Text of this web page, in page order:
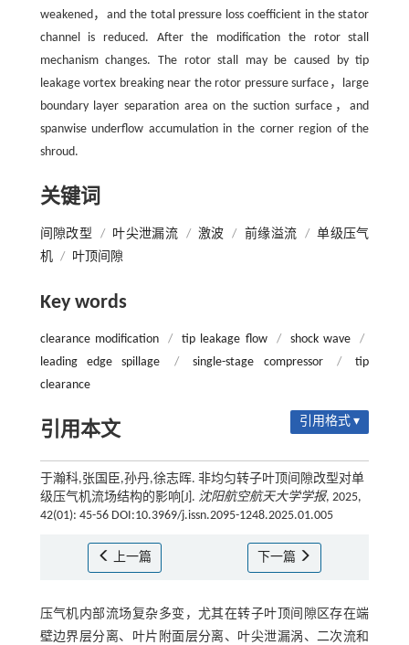
weakened，and the total pressure loss coefficient in the stator
channel is reduced. After the modification the rotor stall
mechanism changes. The rotor stall may be caused by tip
leakage vortex breaking near the rotor pressure surface，large
boundary layer separation area on the suction surface，and
spanwise underflow accumulation in the corner region of the
shroud.
关键词
间隙改型 / 叶尖泄漏流 / 激波 / 前缘溢流 / 单级压气
机 / 叶顶间隙
Key words
clearance modification / tip leakage flow / shock wave
/
leading edge spillage
/ single-stage compressor /
tip
clearance
引用本文 引用格式 ▾
于瀚科,张国臣,孙丹,徐志晖. 非均匀转子叶顶间隙改型对单
级压气机流场结构的影响[J]. 沈阳航空航天大学学报, 2025,
42(01): 45-56 DOI:10.3969/j.issn.2095-1248.2025.01.005
上一篇 下一篇
压气机内部流场复杂多变，尤其在转子叶顶间隙区存在端
壁边界层分离、叶片附面层分离、叶尖泄漏涡、二次流和